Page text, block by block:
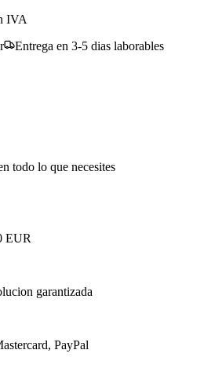
IVA
Entrega en 3-5 dias laborables
todo lo que necesites
EUR
garantizada
PayPal